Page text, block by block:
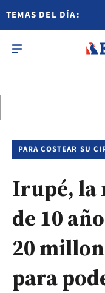
TEMAS DEL DÍA:
PARA COSTEAR SU
Irupé, la
de 10
20
para